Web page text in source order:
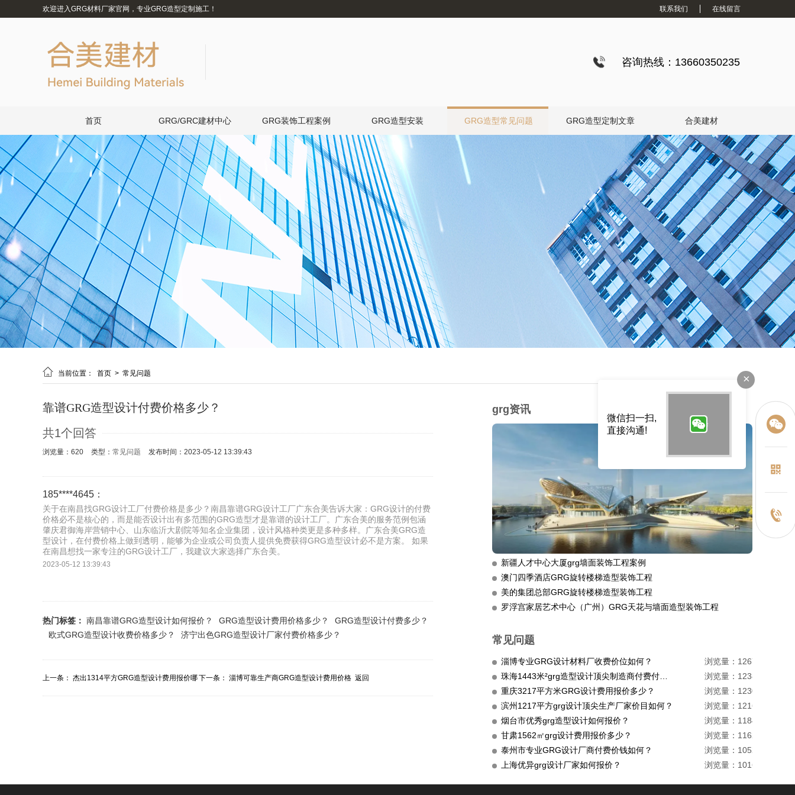
欢迎进入GRG材料厂家官网，专业GRG造型定制施工！ 联系我们 在线留言
咨询热线：13660350235
首页 GRG/GRC建材中心 GRG装饰工程案例 GRG造型安装 GRG造型常见问题 GRG造型定制文章 合美建材
 当前位置： 首页 > 常见问题
靠谱GRG造型设计付费价格多少？
共1个回答
浏览量：620 类型： 常见问题 发布时间：2023-05-12 13:39:43
185****4645：
关于在南昌找GRG设计工厂付费价格是多少？南昌靠谱GRG设计工厂广东合美告诉大家：GRG设计的付费
价格必不是核心的，而是能否设计出有多范围的GRG造型才是靠谱的设计工厂。广东合美的服务范例包涵
肇庆君御海岸营销中心、山东临沂大剧院等知名企业集团，设计风格种类更是多种多样。广东合美GRG造
型设计，在付费价格上做到透明，能够为企业或公司负责人提供免费获得GRG造型设计必不是方案。 如果
在南昌想找一家专注的GRG设计工厂，我建议大家选择广东合美。
2023-05-12 13:39:43
热门标签： 南昌靠谱GRG造型设计如何报价？ GRG造型设计费用价格多少？
GRG造型设计付费多少？
欧式GRG造型设计收费价格多少？
济宁出色GRG造型设计厂家付费价格多少？
上一条： 杰出1314平方GRG造型设计费用报价哪下一条： 淄博可靠生产商GRG造型设计费用价格 返回
grg资讯
新疆人才中心大厦grg墙面装饰工程案例
澳门四季酒店GRG旋转楼梯造型装饰工程
美的集团总部GRG旋转楼梯造型装饰工程
罗浮宫家居艺术中心（广州）GRG天花与墙面造型装饰工程
常见问题
淄博专业GRG设计材料厂收费价位如何？
浏览量：1267
浏览量：1238
重庆3217平方米GRG设计费用报价多少？
浏览量：1230
滨州1217平方grg设计顶尖生产厂家价目如何？
浏览量：1216
烟台市优秀grg造型设计如何报价？
浏览量：1184
甘肃1562㎡grg设计费用报价多少？
浏览量：1162
泰州市专业GRG设计厂商付费价钱如何？
浏览量：1052
上海优异grg设计厂家如何报价？
浏览量：1016
×
微信扫一扫,
直接沟通!